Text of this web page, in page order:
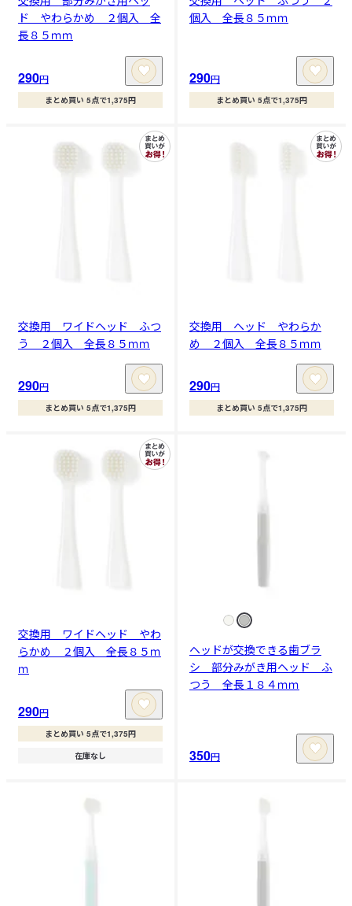
ド やわらかめ ２個入 全
長８５ｍｍ
290円
まとめ買い 5点で1,375円
個入 全長８５ｍｍ
290円
まとめ買い 5点で1,375円
交換用 ワイドヘッド ふつ
う ２個入 全長８５ｍｍ
290円
まとめ買い 5点で1,375円
交換用 ヘッド やわらか
め ２個入 全長８５ｍｍ
290円
まとめ買い 5点で1,375円
交換用 ワイドヘッド やわ
らかめ ２個入 全長８５ｍ
ｍ
290円
まとめ買い 5点で1,375円
在庫なし
ヘッドが交換できる歯ブラ
シ 部分みがき用ヘッド ふ
つう 全長１８４ｍｍ
350円